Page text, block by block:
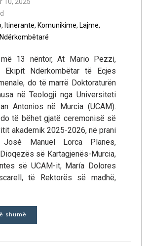
, Itinerante, Komunikime, Lajme,
13 nëntor, At Mario Pezzi,
Ndërkombëtar të Ecjes
do të marrë Doktoraturën
në Teologji nga Universiteti
Antonios në Murcia (UCAM).
të bëhet gjatë ceremonisë së
akademik 2025-2026, në prani
Manuel Lorca Planes,
së Kartagjenës-Murcia,
së UCAM-it, María Dolores
të Rektorës së madhë,
shumë